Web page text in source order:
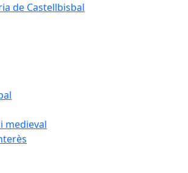
de Castellbisbal
medieval